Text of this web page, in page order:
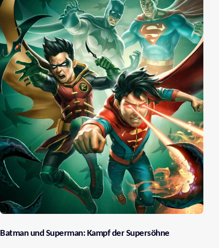
Batman und Superman: Kampf der Supersöhne